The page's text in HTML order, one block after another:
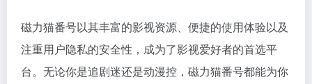
磁力猫番号以其丰富的影视资源、便捷的使用体验以及
注重用户隐私的安全性，成为了影视爱好者的首选平
台。无论你是追剧迷还是动漫控，磁力猫番号都能为你